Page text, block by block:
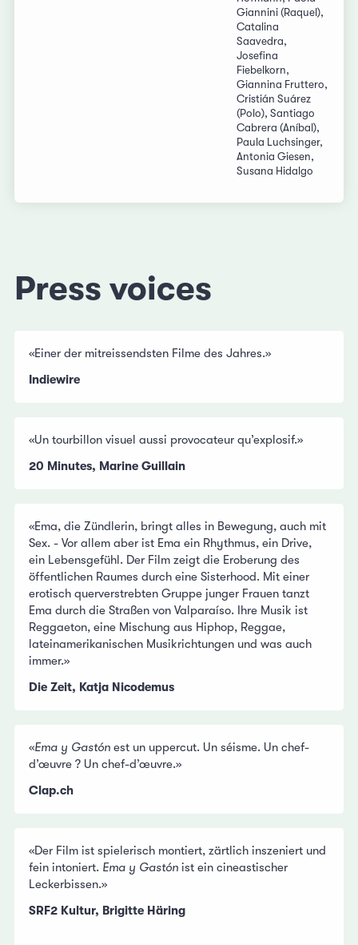
Giannini (Raquel),
Catalina
Saavedra,
Josefina
Fiebelkorn,
Giannina Fruttero,
Cristián Suárez
(Polo), Santiago
Cabrera (Aníbal),
Paula Luchsinger,
Antonia Giesen,
Susana Hidalgo
Press voices
«Einer der mitreissendsten Filme des Jahres.»
Indiewire
«Un tourbillon visuel aussi provocateur qu’explosif.»
20 Minutes, Marine Guillain
«Ema, die Zündlerin, bringt alles in Bewegung, auch mit
Sex. - Vor allem aber ist Ema ein Rhythmus, ein Drive,
ein Lebensgefühl. Der Film zeigt die Eroberung des
öffentlichen Raumes durch eine Sisterhood. Mit einer
erotisch querverstrebten Gruppe junger Frauen tanzt
Ema durch die Straßen von Valparaíso. Ihre Musik ist
Reggaeton, eine Mischung aus Hiphop, Reggae,
lateinamerikanischen Musikrichtungen und was auch
immer.»
Die Zeit, Katja Nicodemus
«Ema y Gastón est un uppercut. Un séisme. Un chef-
d’œuvre ? Un chef-d’œuvre.»
Clap.ch
«Der Film ist spielerisch montiert, zärtlich inszeniert und
fein intoniert. Ema y Gastón ist ein cineastischer
Leckerbissen.»
SRF2 Kultur, Brigitte Häring